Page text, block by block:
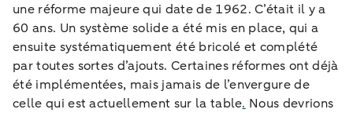
une réforme majeure qui date de 1962. C’était il y a
60 ans. Un système solide a été mis en place, qui a
ensuite systématiquement été bricolé et complété
par toutes sortes d’ajouts. Certaines réformes ont déjà
été implémentées, mais jamais de l’envergure de
celle qui est actuellement sur la table. Nous devrions